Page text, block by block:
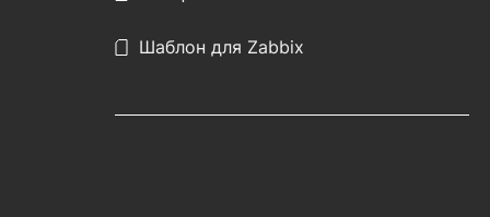
Шаблон для Zabbix